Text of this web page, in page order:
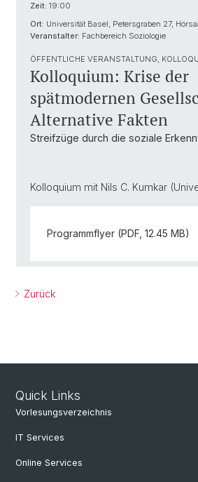
Zeit: 19:00
Ort: Universität Basel, Petersgraben 27,
Veranstalter: Fachbereich Soziologie
ÖFFENTLICHE VERANSTALTUNG,
Kolloquium: Krise der
spätmodernen
Alternative Fakten
Streifzüge durch die soziale
Kolloquium mit Nils C. Kumkar
Programmflyer (PDF, 12.45 MB)
Zurück
Quick Links
Vorlesungsverzeichnis
IT Services
Online Services